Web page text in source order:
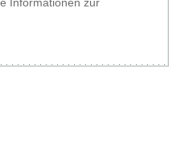
Informationen zur